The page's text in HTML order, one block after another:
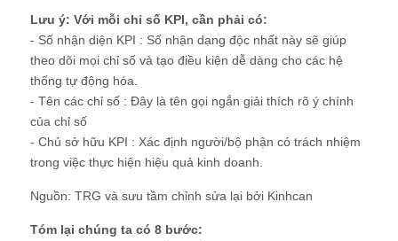
Lưu ý: Với mỗi chỉ số KPI, cần phải có:
- Số nhận diện KPI : Số nhận dạng độc nhất này sẽ giúp
theo dõi mọi chỉ số và tạo điều kiện dễ dàng cho các hệ
thống tự động hóa.
- Tên các chỉ số : Đây là tên gọi ngắn giải thích rõ ý chính
của chỉ số
- Chủ sở hữu KPI : Xác định người/bộ phận có trách nhiệm
trong việc thực hiện hiệu quả kinh doanh.
Nguồn: TRG và sưu tầm chỉnh sửa lại bởi Kinhcan
Tóm lại chúng ta có 8 bước: